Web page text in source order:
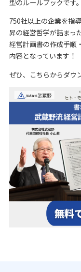
型のルールブックです。
750社以上の企業を指
昇の経営哲学が詰まっ
経営計画書の作成手順
内容となっています！
ぜひ、こちらからダウ